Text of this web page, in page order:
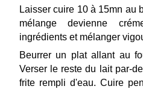
Laisser cuire 10 à 15mn au
mélange devienne
ingrédients et mélanger
Beurrer un plat allant au
Verser le reste du lait par-
frite rempli d'eau. Cuire